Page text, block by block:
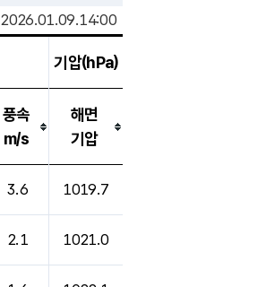
2026.01.09.14:00
기압(hPa)
풍속
m/s
해면
기압
3.6 1019.7
2.1 1021.0